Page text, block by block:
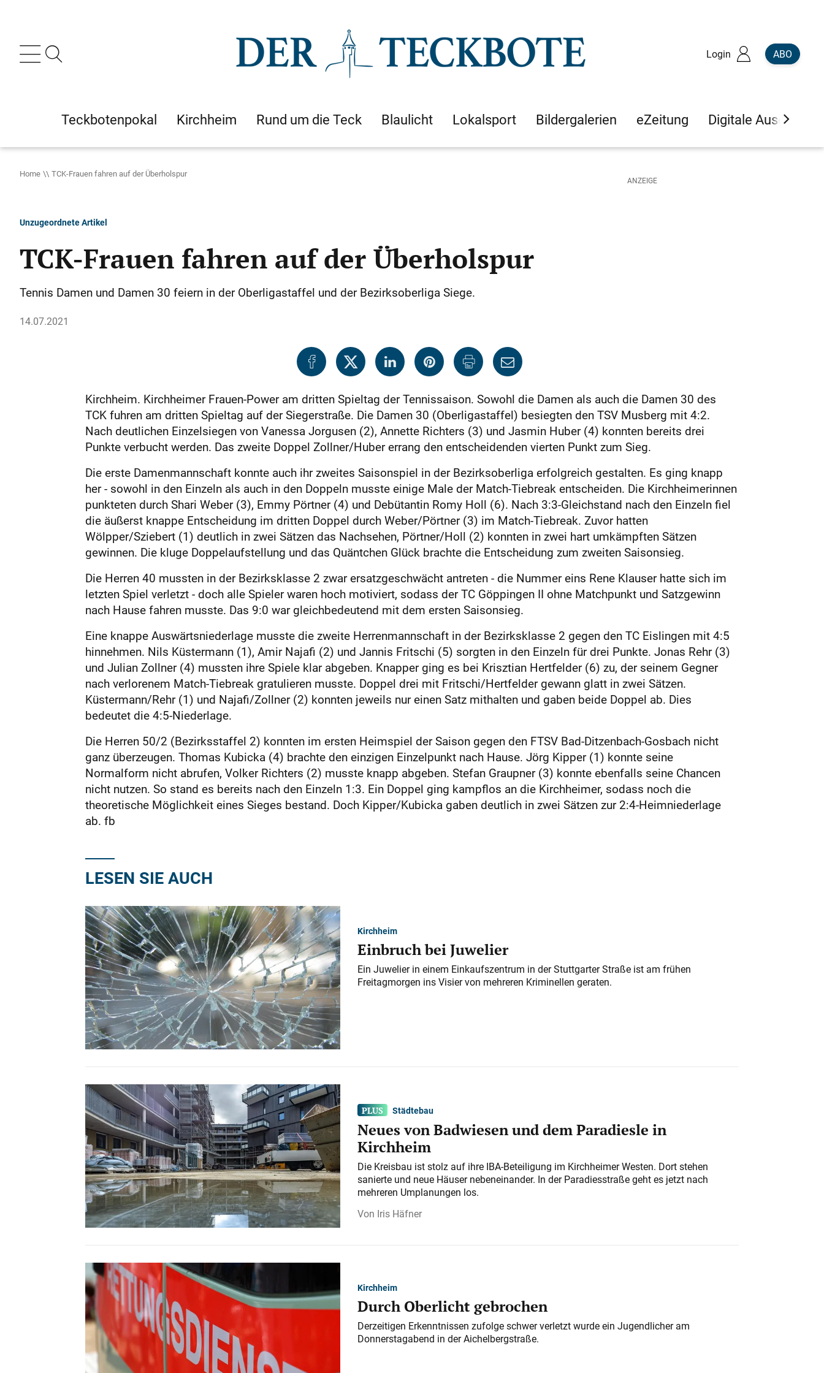
Login ABO
Teckbotenpokal Kirchheim Rund um die Teck Blaulicht Lokalsport Bildergalerien eZeitung Digitale Ausgaben
Home TCK-Frauen fahren auf der Überholspur
Unzugeordnete Artikel
TCK-Frauen fahren auf der Überholspur
Tennis Damen und Damen 30 feiern in der Oberligastaffel und der Bezirksoberliga Siege.
14.07.2021
Kirchheim. Kirchheimer Frauen-Power am dritten Spieltag der Tennissaison. Sowohl die Damen als auch die Damen 30 des
TCK fuhren am dritten Spieltag auf der Siegerstraße. Die Damen 30 (Oberligastaffel) besiegten den TSV Musberg mit 4:2.
Nach deutlichen Einzelsiegen von Vanessa Jorgusen (2), Annette Richters (3) und Jasmin Huber (4) konnten bereits drei
Punkte verbucht werden. Das zweite Doppel Zollner/Huber errang den entscheidenden vierten Punkt zum Sieg.
Die erste Damenmannschaft konnte auch ihr zweites Saisonspiel in der Bezirksoberliga erfolgreich gestalten. Es ging knapp
her - sowohl in den Einzeln als auch in den Doppeln musste einige Male der Match-Tiebreak entscheiden. Die Kirchheimerinnen
punkteten durch Shari Weber (3), Emmy Pörtner (4) und Debütantin Romy Holl (6). Nach 3:3-Gleichstand nach den Einzeln fiel
die äußerst knappe Entscheidung im dritten Doppel durch Weber/Pörtner (3) im Match-Tiebreak. Zuvor hatten
Wölpper/Sziebert (1) deutlich in zwei Sätzen das Nachsehen, Pörtner/Holl (2) konnten in zwei hart umkämpften Sätzen
gewinnen. Die kluge Doppelaufstellung und das Quäntchen Glück brachte die Entscheidung zum zweiten Saisonsieg.
Die Herren 40 mussten in der Bezirksklasse 2 zwar ersatzgeschwächt antreten - die Nummer eins Rene Klauser hatte sich im
letzten Spiel verletzt - doch alle Spieler waren hoch motiviert, sodass der TC Göppingen II ohne Matchpunkt und Satzgewinn
nach Hause fahren musste. Das 9:0 war gleichbedeutend mit dem ersten Saisonsieg.
Eine knappe Auswärtsniederlage musste die zweite Herrenmannschaft in der Bezirksklasse 2 gegen den TC Eislingen mit 4:5
hinnehmen. Nils Küstermann (1), Amir Najafi (2) und Jannis Fritschi (5) sorgten in den Einzeln für drei Punkte. Jonas Rehr (3)
und Julian Zollner (4) mussten ihre Spiele klar abgeben. Knapper ging es bei Krisztian Hertfelder (6) zu, der seinem Gegner
nach verlorenem Match-Tiebreak gratulieren musste. Doppel drei mit Fritschi/Hertfelder gewann glatt in zwei Sätzen.
Küstermann/Rehr (1) und Najafi/Zollner (2) konnten jeweils nur einen Satz mithalten und gaben beide Doppel ab. Dies
bedeutet die 4:5-Niederlage.
Die Herren 50/2 (Bezirksstaffel 2) konnten im ersten Heimspiel der Saison gegen den FTSV Bad-Ditzenbach-Gosbach nicht
ganz überzeugen. Thomas Kubicka (4) brachte den einzigen Einzelpunkt nach Hause. Jörg Kipper (1) konnte seine
Normalform nicht abrufen, Volker Richters (2) musste knapp abgeben. Stefan Graupner (3) konnte ebenfalls seine Chancen
nicht nutzen. So stand es bereits nach den Einzeln 1:3. Ein Doppel ging kampflos an die Kirchheimer, sodass noch die
theoretische Möglichkeit eines Sieges bestand. Doch Kipper/Kubicka gaben deutlich in zwei Sätzen zur 2:4-Heimniederlage
ab. fb
LESEN SIE AUCH
Kirchheim
Einbruch bei Juwelier
Ein Juwelier in einem Einkaufszentrum in der Stuttgarter Straße ist am frühen
Freitagmorgen ins Visier von mehreren Kriminellen geraten.
Städtebau
Neues von Badwiesen und dem Paradiesle in
Kirchheim
Die Kreisbau ist stolz auf ihre IBA-Beteiligung im Kirchheimer Westen. Dort stehen
sanierte und neue Häuser nebeneinander. In der Paradiesstraße geht es jetzt nach
mehreren Umplanungen los.
Iris Häfner
Kirchheim
Durch Oberlicht gebrochen
Derzeitigen Erkenntnissen zufolge schwer verletzt wurde ein Jugendlicher am
Donnerstagabend in der Aichelbergstraße.